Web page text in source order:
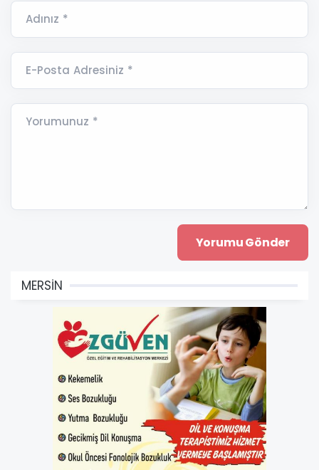
Adınız *
E-Posta Adresiniz *
Yorumunuz *
MERSİN